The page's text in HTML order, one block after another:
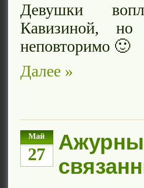
Девушки
Кавизиной, но
неповторимо 🙂
Далее »
Май
27